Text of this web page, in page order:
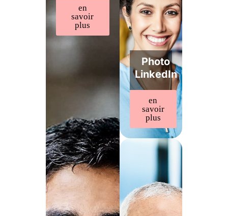
en
savoir
plus
Photo
LinkedIn
en
savoir
plus